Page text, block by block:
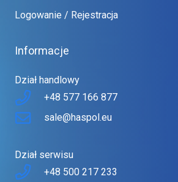
Logowanie / Rejestracja
Informacje
Dział handlowy
+48 577 166 877
sale@haspol.eu
Dział serwisu
+48 500 217 233